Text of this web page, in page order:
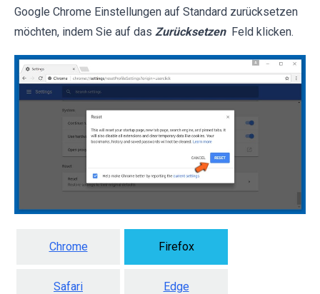
Google Chrome Einstellungen auf Standard zurücksetzen
möchten, indem Sie auf das Zurücksetzen Feld klicken.
Chrome Firefox
Safari Edge